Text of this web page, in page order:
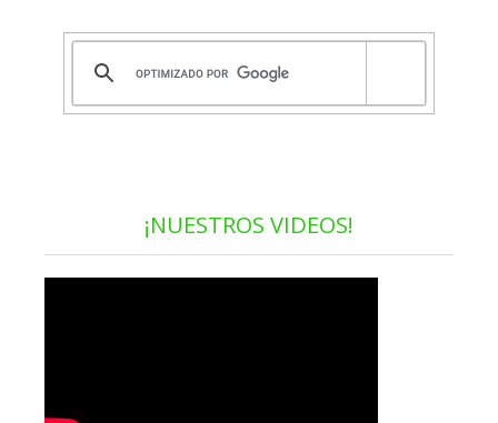
¡NUESTROS VIDEOS!